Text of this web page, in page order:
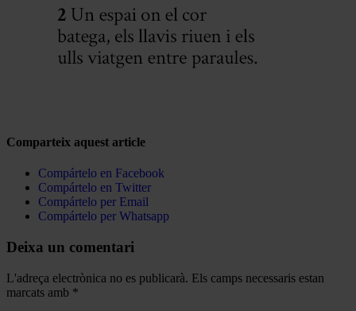
Comparteix aquest article
Compártelo en Facebook
Compártelo en Twitter
Compártelo per Email
Compártelo per Whatsapp
Deixa un comentari
L'adreça electrònica no es publicarà. Els camps necessaris estan
marcats amb *